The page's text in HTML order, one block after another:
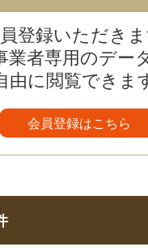
登録いただき
業者専用のデー
由に閲覧できま
会員登録はこちら